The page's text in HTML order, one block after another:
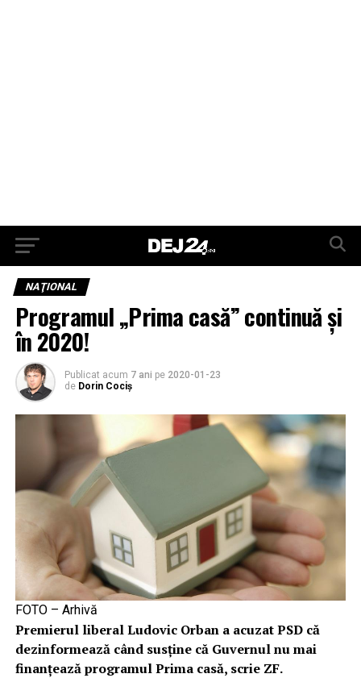
NAŢIONAL
Programul „Prima casă” continuă și
în 2020!
Publicat acum 7 ani pe 2020-01-23
de Dorin Cociș
FOTO – Arhivă
Premierul liberal Ludovic Orban a acuzat PSD că
dezinformează când susţine că Guvernul nu mai
finanţează programul Prima casă, scrie ZF.